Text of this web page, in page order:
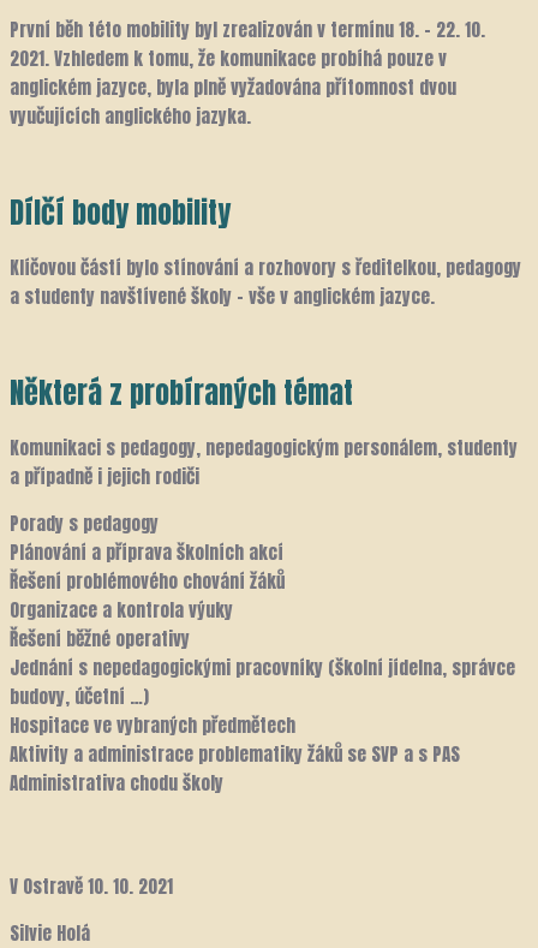
První běh této mobility byl zrealizován v termínu 18. – 22. 10.
2021. Vzhledem k tomu, že komunikace probíhá pouze v
anglickém jazyce, byla plně vyžadována přítomnost dvou
vyučujících anglického jazyka.
Dílčí body mobility
Klíčovou částí bylo stínování a rozhovory s ředitelkou, pedagogy
a studenty navštívené školy – vše v anglickém jazyce.
Některá z probíraných témat
Komunikaci s pedagogy, nepedagogickým personálem, studenty
a případně i jejich rodiči
Porady s pedagogy
Plánování a příprava školních akcí
Řešení problémového chování žáků
Organizace a kontrola výuky
Řešení běžné operativy
Jednání s nepedagogickými pracovníky (školní jídelna, správce
budovy, účetní …)
Hospitace ve vybraných předmětech
Aktivity a administrace problematiky žáků se SVP a s PAS
Administrativa chodu školy
V Ostravě 10. 10. 2021
Silvie Holá